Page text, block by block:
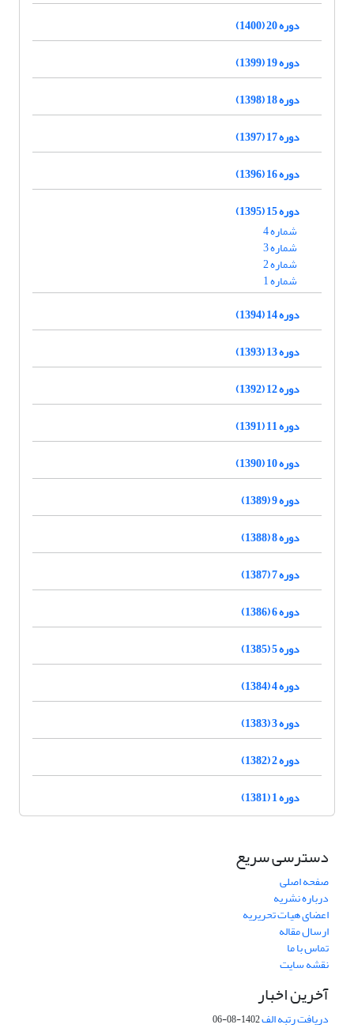
دوره 20 (1400)
دوره 19 (1399)
دوره 18 (1398)
دوره 17 (1397)
دوره 16 (1396)
دوره 15 (1395)
شماره 4
شماره 3
شماره 2
شماره 1
دوره 14 (1394)
دوره 13 (1393)
دوره 12 (1392)
دوره 11 (1391)
دوره 10 (1390)
دوره 9 (1389)
دوره 8 (1388)
دوره 7 (1387)
دوره 6 (1386)
دوره 5 (1385)
دوره 4 (1384)
دوره 3 (1383)
دوره 2 (1382)
دوره 1 (1381)
دسترسی سریع
صفحه اصلی
درباره نشریه
اعضای هیات تحریریه
ارسال مقاله
تماس با ما
نقشه سایت
آخرین اخبار
دریافت رتبه الف1402-08-06